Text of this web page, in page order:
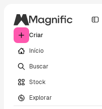
Criar
Início
Buscar
Stock
Explorar